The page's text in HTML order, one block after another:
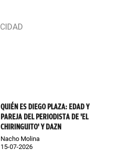
QUIÉN ES DIEGO PLAZA: EDAD Y
PAREJA DEL PERIODISTA DE 'EL
CHIRINGUITO' Y DAZN
Nacho Molina
15-07-2026